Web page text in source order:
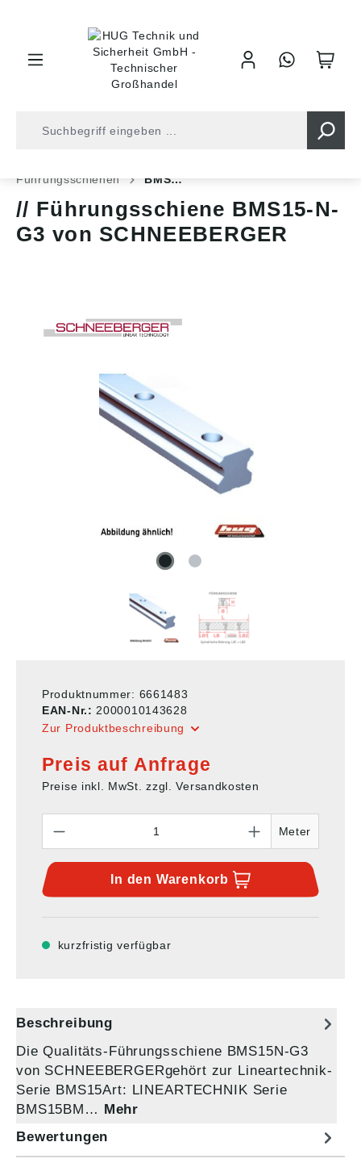
Führungsschienen
BMS…
Führungsschiene BMS15-N-
G3 von SCHNEEBERGER
Produktnummer: 6661483
EAN-Nr.: 2000010143628
Zur Produktbeschreibung
Preis auf Anfrage
Preise inkl. MwSt. zzgl. Versandkosten
Meter
In den Warenkorb
kurzfristig verfügbar
Beschreibung
Die Qualitäts-Führungsschiene BMS15N-G3
von SCHNEEBERGERgehört zur Lineartechnik-
Serie BMS15Art: LINEARTECHNIK Serie
BMS15BM… Mehr
Bewertungen